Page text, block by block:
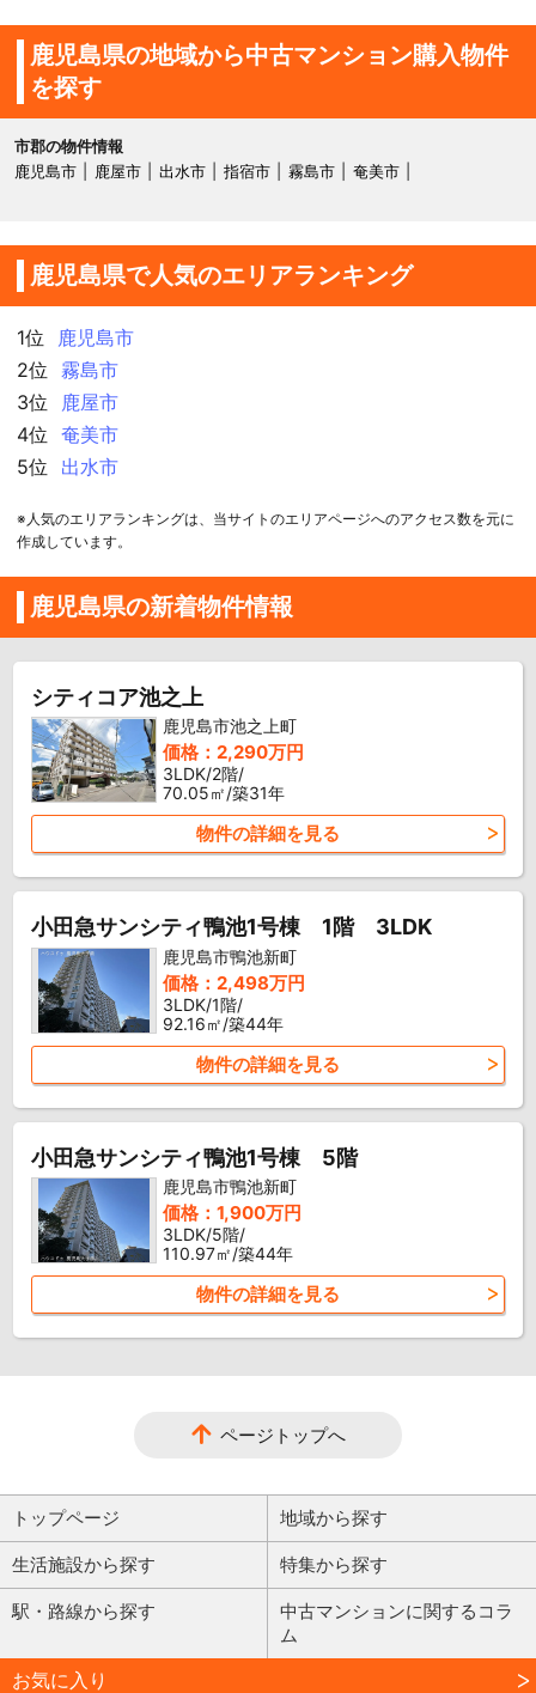
鹿児島県の地域から中古マンション購入物件
を探す
市郡の物件情報
鹿児島市
鹿屋市 出水市 指宿市 霧島市 奄美市
鹿児島県で人気のエリアランキング
1位
鹿児島市
2位
霧島市
3位
鹿屋市
4位
奄美市
5位
出水市
※人気のエリアランキングは、当サイトのエリアページへのアクセス数を元に
作成しています。
鹿児島県の新着物件情報
シティコア池之上
鹿児島市池之上町
価格：2,290万円
3LDK/2階/
70.05㎡/築31年
物件の詳細を見る
小田急サンシティ鴨池1号棟 1階 3LDK
鹿児島市鴨池新町
価格：2,498万円
3LDK/1階/
92.16㎡/築44年
物件の詳細を見る
小田急サンシティ鴨池1号棟 5階
鹿児島市鴨池新町
価格：1,900万円
3LDK/5階/
110.97㎡/築44年
物件の詳細を見る
ページトップへ
トップページ 地域から探す
生活施設から探す 特集から探す
駅・路線から探す
中古マンションに関するコラ
ム
お気に入り